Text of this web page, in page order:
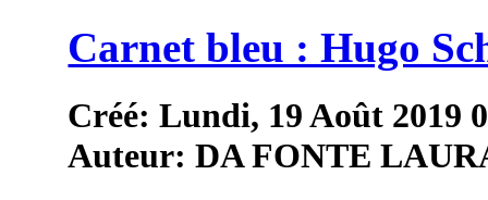
Carnet bleu : Hugo
Créé: Lundi, 19 Août 2019
Auteur: DA FONTE